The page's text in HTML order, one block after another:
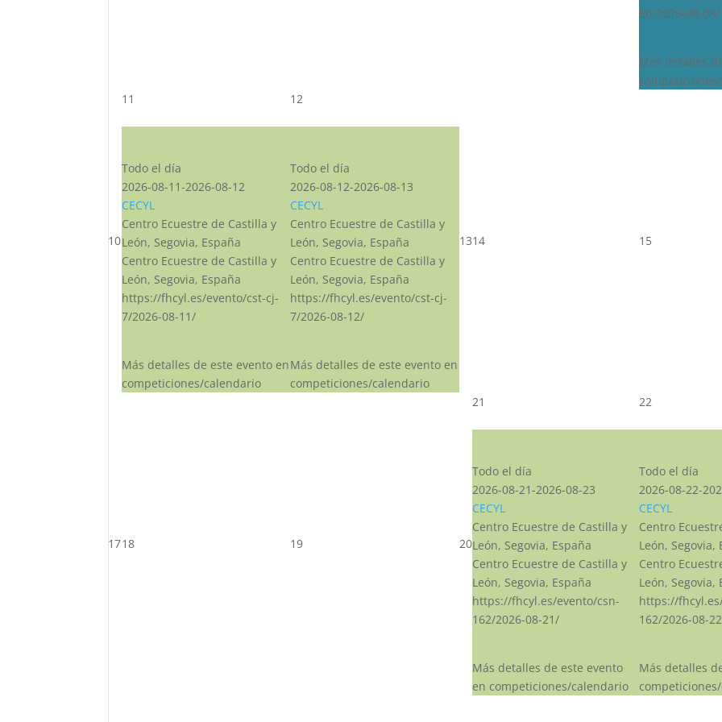
50/2026-08-08/
Más detalles
10
11
Todo el día
2026-08-11-2026-08-12
CECYL
Centro Ecuestre de Castilla y
León, Segovia, España
Centro Ecuestre de Castilla y
León, Segovia, España
https://fhcyl.es/evento/cst-cj-
7/2026-08-11/
Más detalles de este evento en
competiciones/calendario
12
Todo el día
2026-08-12-2026-08-13
CECYL
Centro Ecuestre de Castilla y
León, Segovia, España
Centro Ecuestre de Castilla y
León, Segovia, España
https://fhcyl.es/evento/cst-cj-
7/2026-08-12/
Más detalles de este evento en
competiciones/calendario
1314 15
1718 19 20
21
Todo el día
2026-08-21-2026-08-23
CECYL
Centro Ecuestre de Castilla y
León, Segovia, España
Centro Ecuestre de Castilla y
León, Segovia, España
https://fhcyl.es/evento/csn-
162/2026-08-21/
Más detalles de este evento
en competiciones/calendario
22
Todo el día
2026-08-22-
CECYL
Centro
León, Segovia,
Centro
León, Segovia,
https://
162/2026-08-
Más detalles